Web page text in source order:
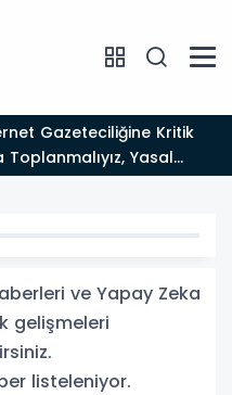
Onur: “Dr. A.P.J. Abdul
2026”
ve Yapay Zeka
gelişmeleri
listeleniyor.